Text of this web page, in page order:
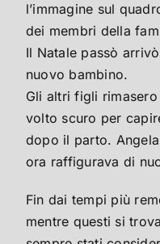
l’immagine sul
dei membri della
Il Natale passò
nuovo bambino.
Gli altri figli
volto scuro per
dopo il parto.
ora raffigurava di
Fin dai tempi più
mentre questi si